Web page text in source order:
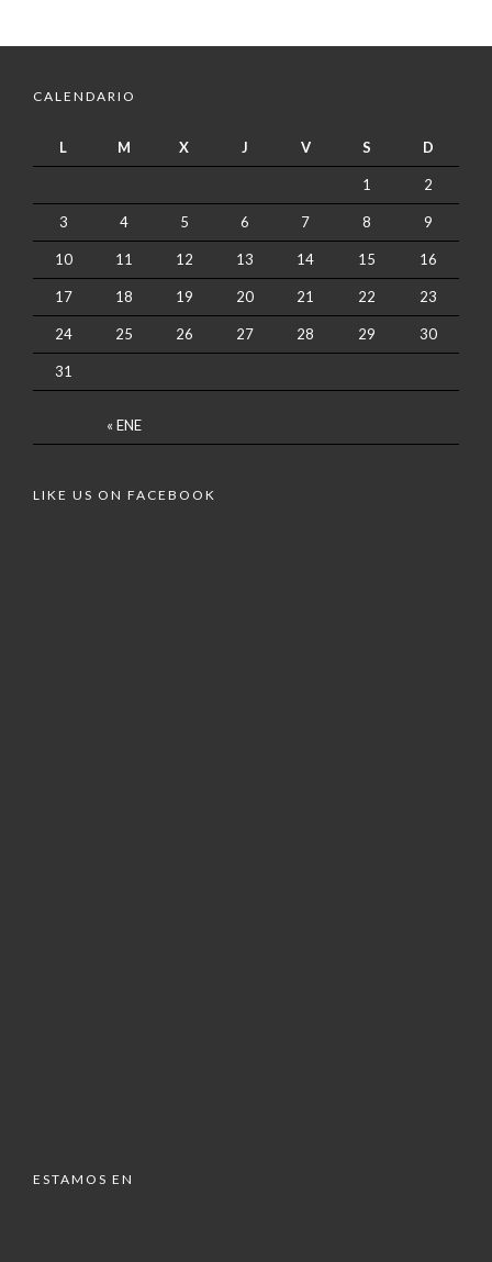
CALENDARIO
L M X J V S D
« ENE
1 2
3 4 5 6 7 8 9
10 11 12 13 14 15 16
17 18 19 20 21 22 23
24 25 26 27 28 29 30
31
LIKE US ON FACEBOOK
ESTAMOS EN